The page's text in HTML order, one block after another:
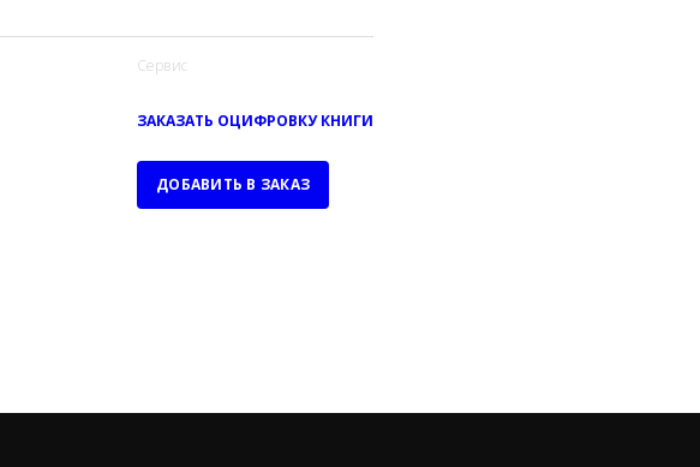
Сервис
ЗАКАЗАТЬ ОЦИФРОВКУ КНИГИ
ДОБАВИТЬ В ЗАКАЗ